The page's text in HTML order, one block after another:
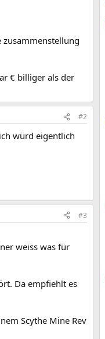
€ billiger als der
#2
würd eigentlich
#3
weiss was für
Da empfiehlt es
Scythe Mine Rev